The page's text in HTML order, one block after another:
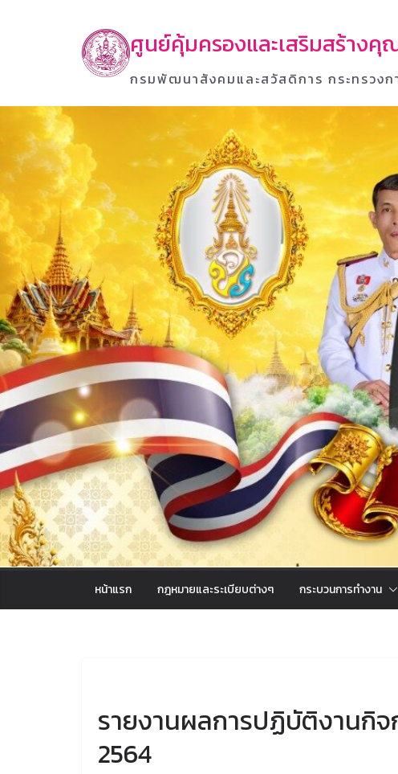
ศูนย์คุ้มครองและเสริมสร้าง
กรมพัฒนาสังคมและสวัสดิการ กระทรวง
หน้าแรก กฎหมายและระเบียบต่างๆ กระบวนการทำงาน
รายงานผลการปฏิบัติงานกิจ
2564